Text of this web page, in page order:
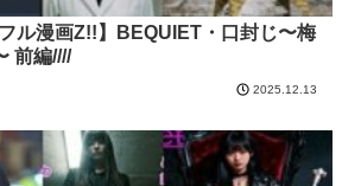
ル漫画Z!!】BEQUIET・口封じ〜梅
原警部の事件簿〜 前編////
2025.12.13